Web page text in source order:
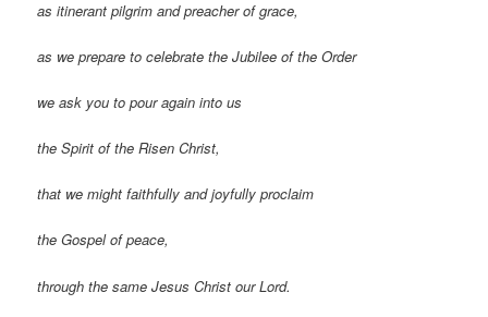
as itinerant pilgrim and preacher of grace,
as we prepare to celebrate the Jubilee of the Order
we ask you to pour again into us
the Spirit of the Risen Christ,
that we might faithfully and joyfully proclaim
the Gospel of peace,
through the same Jesus Christ our Lord.